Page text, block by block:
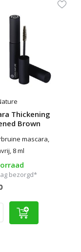
Thickening
Brown
mascara,
8 ml
bezorgd*